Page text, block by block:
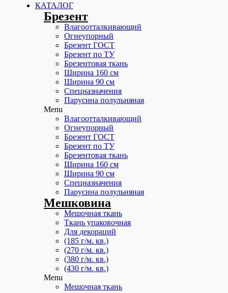
КАТАЛОГ
Брезент
Влагоотталкивающий
Огнеупорный
Брезент ГОСТ
Брезент по ТУ
Брезентовая ткань
Ширина 160 см
Ширина 90 см
Спецназначения
Парусина полульняная
Menu
Влагоотталкивающий
Огнеупорный
Брезент ГОСТ
Брезент по ТУ
Брезентовая ткань
Ширина 160 см
Ширина 90 см
Спецназначения
Парусина полульняная
Мешковина
Мешочная ткань
Ткань упаковочная
Для декораций
(185 г/м. кв.)
(270 г/м. кв.)
(380 г/м. кв.)
(430 г/м. кв.)
Menu
Мешочная ткань